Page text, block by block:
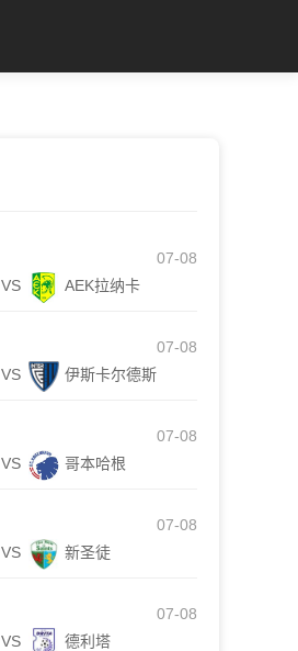
07-08
VS AEK拉纳卡
07-08
VS 伊斯卡尔德斯
07-08
VS 哥本哈根
07-08
VS 新圣徒
07-08
VS 德利塔